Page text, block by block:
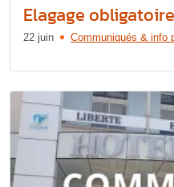
Elagage
22 juin Communiqués & info